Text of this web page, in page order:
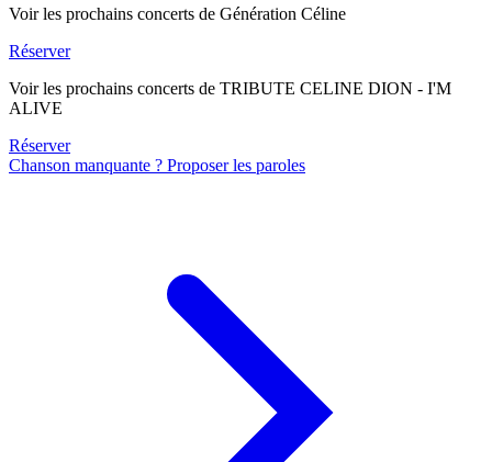
Voir les prochains concerts de Génération Céline
Réserver
Voir les prochains concerts de TRIBUTE CELINE DION - I'M
ALIVE
Réserver
Chanson manquante ? Proposer les paroles